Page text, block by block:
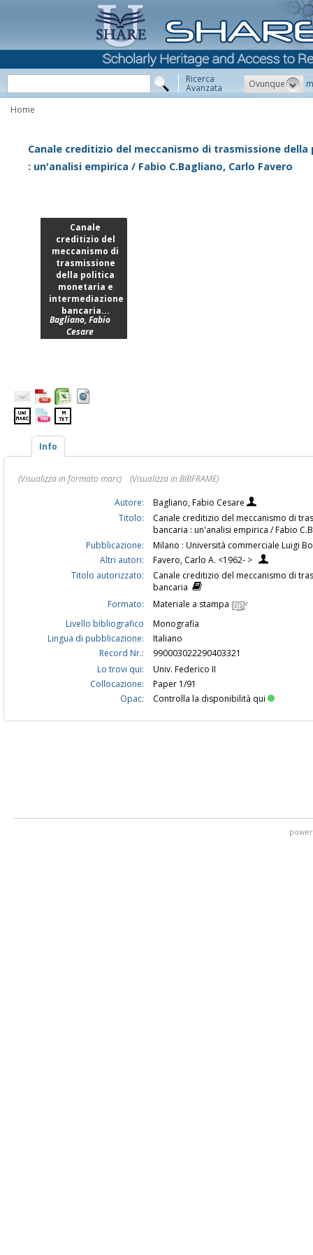
Ricerca
Avanzata Ovunque
Home
Canale creditizio del meccanismo di trasmissione
: un'analisi empirica / Fabio C.Bagliano, Carlo Favero
Canale
creditizio del
meccanismo di
trasmissione
della politica
monetaria e
intermediazione
bancaria...
Bagliano, Fabio
Cesare
Info
(Visualizza in formato marc)
(Visualizza in BIBFRAME)
Autore:
Bagliano, Fabio Cesare
Titolo:
Canale creditizio del meccanismo di
bancaria : un'analisi empirica / Fabio
Pubblicazione:
Milano : Università commerciale Luigi
Altri autori:
Favero, Carlo A. <1962- >
Titolo autorizzato:
Canale creditizio del meccanismo di
bancaria
Formato:
Materiale a stampa
Livello bibliografico
Monografia
Lingua di pubblicazione:
Italiano
Record Nr.:
990003022290403321
Lo trovi qui:
Univ. Federico II
Collocazione:
Paper 1/91
Opac:
Controlla la disponibilità qui